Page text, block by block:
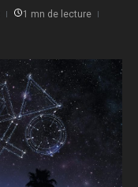
1 mn de lecture